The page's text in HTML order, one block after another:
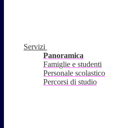
Servizi
Panoramica
Famiglie e studenti
Personale scolastico
Percorsi di studio